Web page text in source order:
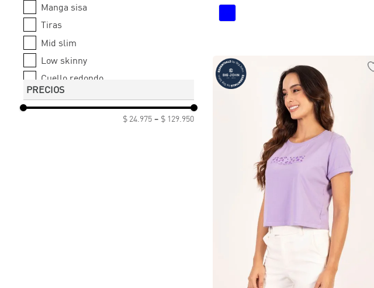
Manga sisa
Tiras
Mid slim
Low skinny
Cuello redondo
Cuello v
PRECIOS
$ 24.975 – $ 129.950